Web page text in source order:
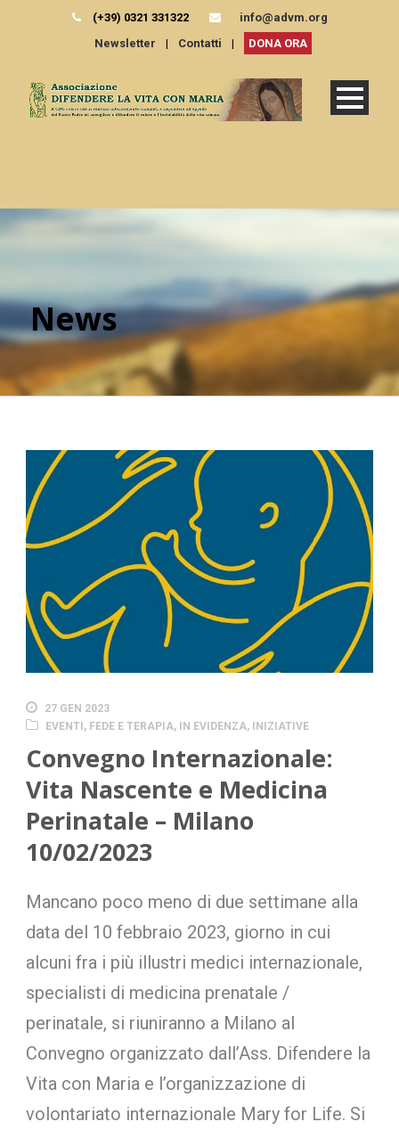
(+39) 0321 331322
info@advm.org
Newsletter
| Contatti | DONA ORA
News
27 GEN 2023
EVENTI, FEDE E TERAPIA, IN EVIDENZA, INIZIATIVE
Convegno Internazionale:
Vita Nascente e Medicina
Perinatale – Milano
10/02/2023
Mancano poco meno di due settimane alla
data del 10 febbraio 2023, giorno in cui
alcuni fra i più illustri medici internazionale,
specialisti di medicina prenatale /
perinatale, si riuniranno a Milano al
Convegno organizzato dall’Ass. Difendere la
Vita con Maria e l’organizzazione di
volontariato internazionale Mary for Life. Si